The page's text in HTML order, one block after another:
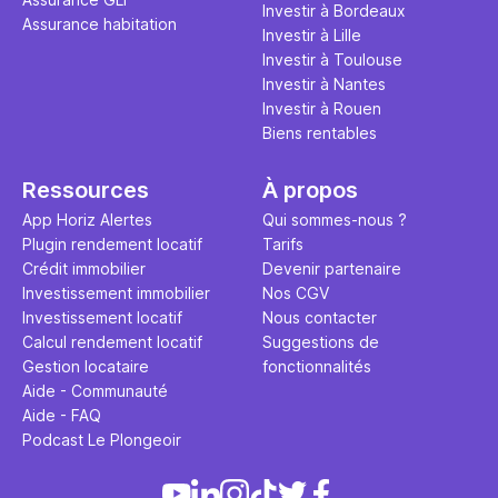
Assurance habitation
Investir à Bordeaux
Investir à Lille
Investir à Toulouse
Investir à Nantes
Investir à Rouen
Biens rentables
Ressources
App Horiz Alertes
Plugin rendement locatif
Crédit immobilier
Investissement immobilier
Investissement locatif
Calcul rendement locatif
Gestion locataire
Aide - Communauté
Aide - FAQ
Podcast Le Plongeoir
À propos
Qui sommes-nous ?
Tarifs
Devenir partenaire
Nos CGV
Nous contacter
Suggestions de
fonctionnalités